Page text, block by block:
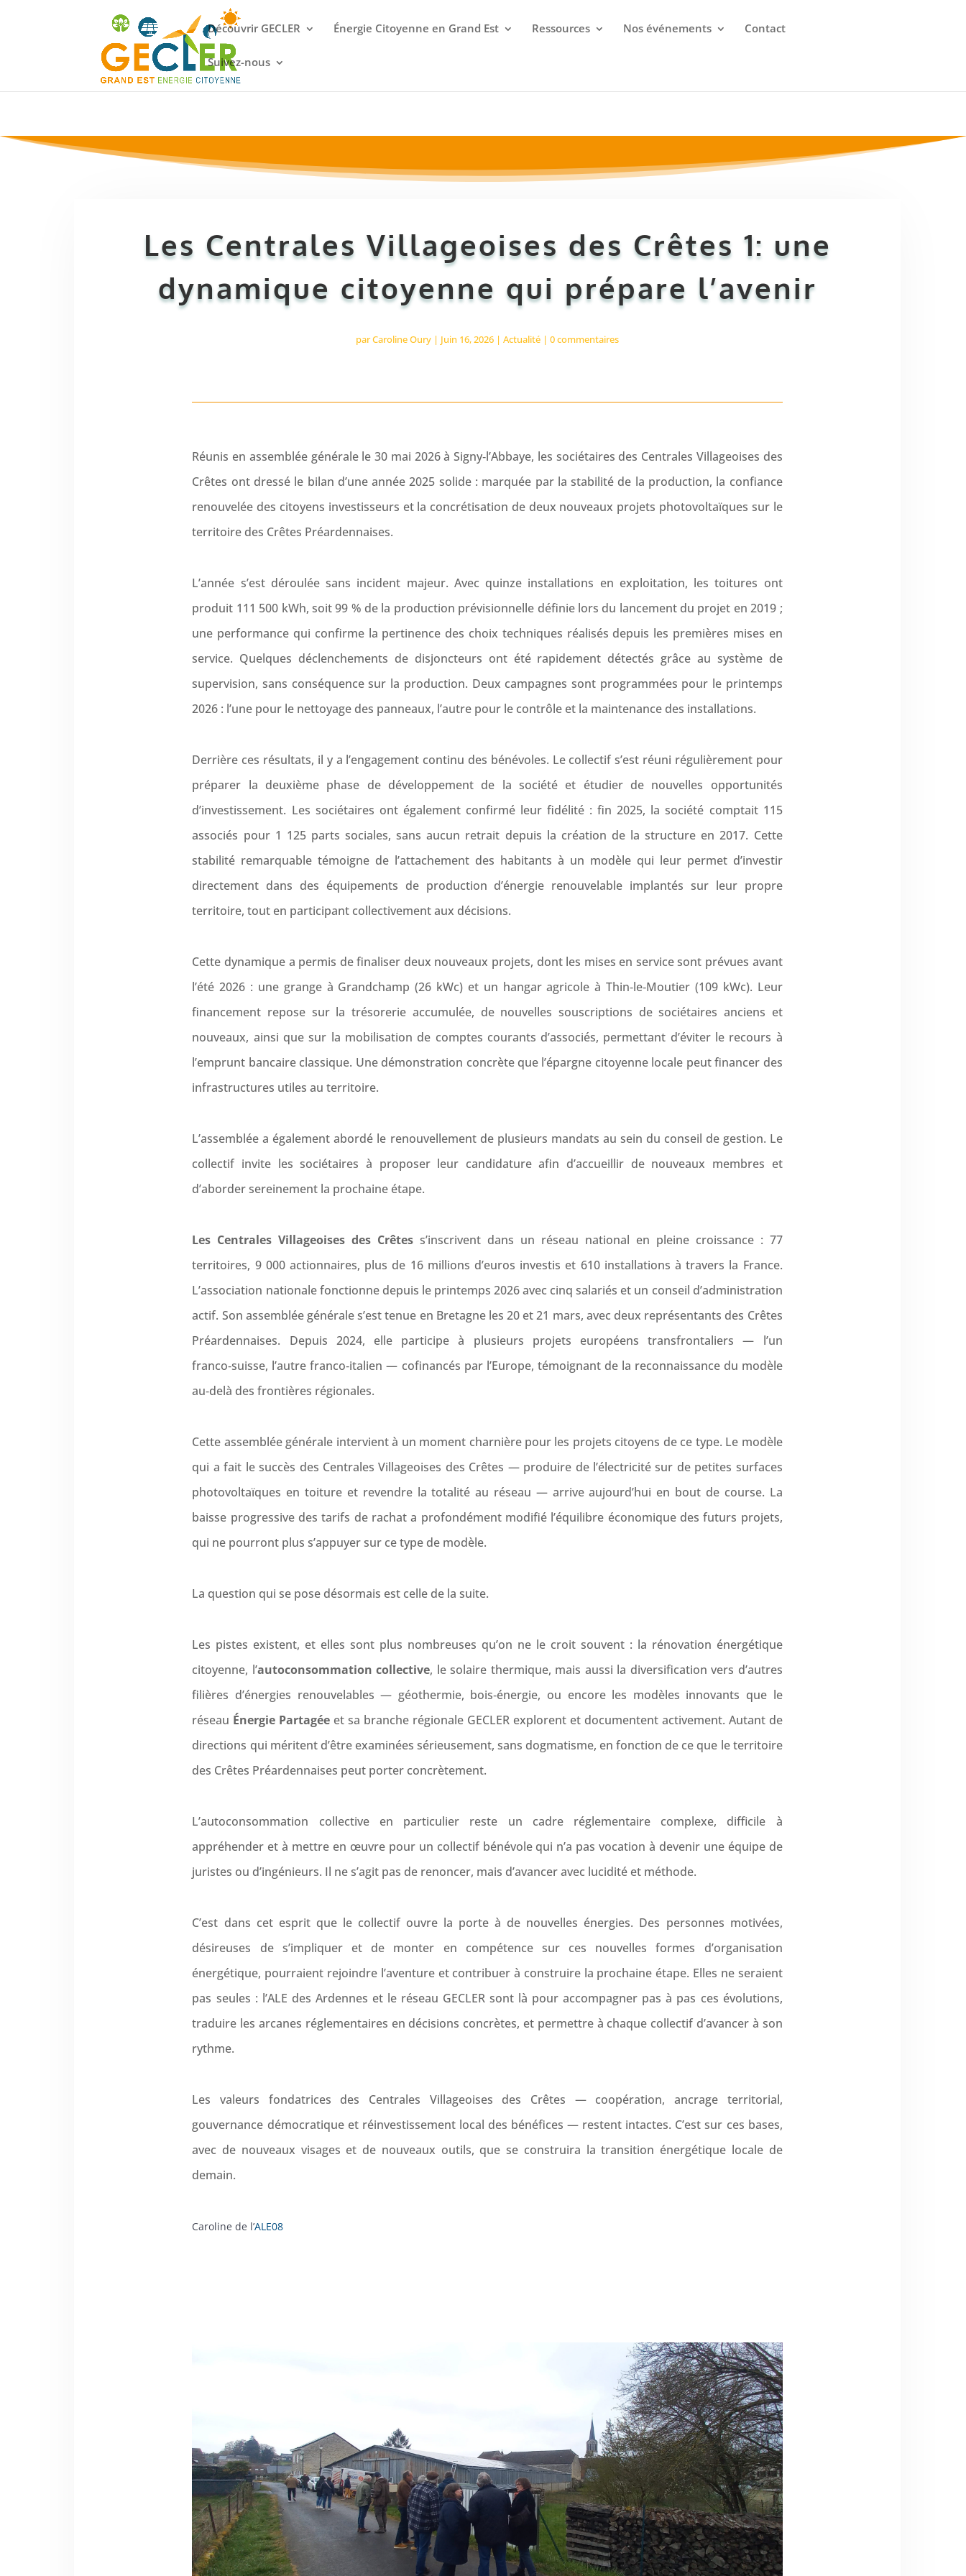
Découvrir GECLER Énergie Citoyenne en Grand Est Ressources Nos événements Contact
Suivez-nous
Actualités
Les Centrales Villageoises des Crêtes 1: une
dynamique citoyenne qui prépare l’avenir
parCaroline Oury | Juin 16, 2026 |Actualité |0 commentaires
Réunis en assemblée générale le 30 mai 2026 à Signy‑l’Abbaye, les sociétaires des Centrales Villageoises des
Crêtes ont dressé le bilan d’une année 2025 solide : marquée par la stabilité de la production, la confiance
renouvelée des citoyens investisseurs et la concrétisation de deux nouveaux projets photovoltaïques sur le
territoire des Crêtes Préardennaises.
L’année s’est déroulée sans incident majeur. Avec quinze installations en exploitation, les toitures ont
produit 111 500 kWh, soit 99 % de la production prévisionnelle définie lors du lancement du projet en 2019 ;
une performance qui confirme la pertinence des choix techniques réalisés depuis les premières mises en
service. Quelques déclenchements de disjoncteurs ont été rapidement détectés grâce au système de
supervision, sans conséquence sur la production. Deux campagnes sont programmées pour le printemps
2026 : l’une pour le nettoyage des panneaux, l’autre pour le contrôle et la maintenance des installations.
Derrière ces résultats, il y a l’engagement continu des bénévoles. Le collectif s’est réuni régulièrement pour
préparer la deuxième phase de développement de la société et étudier de nouvelles opportunités
d’investissement. Les sociétaires ont également confirmé leur fidélité : fin 2025, la société comptait 115
associés pour 1 125 parts sociales, sans aucun retrait depuis la création de la structure en 2017. Cette
stabilité remarquable témoigne de l’attachement des habitants à un modèle qui leur permet d’investir
directement dans des équipements de production d’énergie renouvelable implantés sur leur propre
territoire, tout en participant collectivement aux décisions.
Cette dynamique a permis de finaliser deux nouveaux projets, dont les mises en service sont prévues avant
l’été 2026 : une grange à Grandchamp (26 kWc) et un hangar agricole à Thin‑le‑Moutier (109 kWc). Leur
financement repose sur la trésorerie accumulée, de nouvelles souscriptions de sociétaires anciens et
nouveaux, ainsi que sur la mobilisation de comptes courants d’associés, permettant d’éviter le recours à
l’emprunt bancaire classique. Une démonstration concrète que l’épargne citoyenne locale peut financer des
infrastructures utiles au territoire.
L’assemblée a également abordé le renouvellement de plusieurs mandats au sein du conseil de gestion. Le
collectif invite les sociétaires à proposer leur candidature afin d’accueillir de nouveaux membres et
d’aborder sereinement la prochaine étape.
Les Centrales Villageoises des Crêtes s’inscrivent dans un réseau national en pleine croissance : 77
territoires, 9 000 actionnaires, plus de 16 millions d’euros investis et 610 installations à travers la France.
L’association nationale fonctionne depuis le printemps 2026 avec cinq salariés et un conseil d’administration
actif. Son assemblée générale s’est tenue en Bretagne les 20 et 21 mars, avec deux représentants des Crêtes
Préardennaises. Depuis 2024, elle participe à plusieurs projets européens transfrontaliers — l’un
franco‑suisse, l’autre franco‑italien — cofinancés par l’Europe, témoignant de la reconnaissance du modèle
au‑delà des frontières régionales.
Cette assemblée générale intervient à un moment charnière pour les projets citoyens de ce type. Le modèle
qui a fait le succès des Centrales Villageoises des Crêtes — produire de l’électricité sur de petites surfaces
photovoltaïques en toiture et revendre la totalité au réseau — arrive aujourd’hui en bout de course. La
baisse progressive des tarifs de rachat a profondément modifié l’équilibre économique des futurs projets,
qui ne pourront plus s’appuyer sur ce type de modèle.
La question qui se pose désormais est celle de la suite.
Les pistes existent, et elles sont plus nombreuses qu’on ne le croit souvent : la rénovation énergétique
citoyenne, l’autoconsommation collective, le solaire thermique, mais aussi la diversification vers d’autres
filières d’énergies renouvelables — géothermie, bois‑énergie, ou encore les modèles innovants que le
réseau Énergie Partagée et sa branche régionale GECLER explorent et documentent activement. Autant de
directions qui méritent d’être examinées sérieusement, sans dogmatisme, en fonction de ce que le territoire
des Crêtes Préardennaises peut porter concrètement.
L’autoconsommation collective en particulier reste un cadre réglementaire complexe, difficile à
appréhender et à mettre en œuvre pour un collectif bénévole qui n’a pas vocation à devenir une équipe de
juristes ou d’ingénieurs. Il ne s’agit pas de renoncer, mais d’avancer avec lucidité et méthode.
C’est dans cet esprit que le collectif ouvre la porte à de nouvelles énergies. Des personnes motivées,
désireuses de s’impliquer et de monter en compétence sur ces nouvelles formes d’organisation
énergétique, pourraient rejoindre l’aventure et contribuer à construire la prochaine étape. Elles ne seraient
pas seules : l’ALE des Ardennes et le réseau GECLER sont là pour accompagner pas à pas ces évolutions,
traduire les arcanes réglementaires en décisions concrètes, et permettre à chaque collectif d’avancer à son
rythme.
Les valeurs fondatrices des Centrales Villageoises des Crêtes — coopération, ancrage territorial,
gouvernance démocratique et réinvestissement local des bénéfices — restent intactes. C’est sur ces bases,
avec de nouveaux visages et de nouveaux outils, que se construira la transition énergétique locale de
demain.
Caroline de l’ALE08